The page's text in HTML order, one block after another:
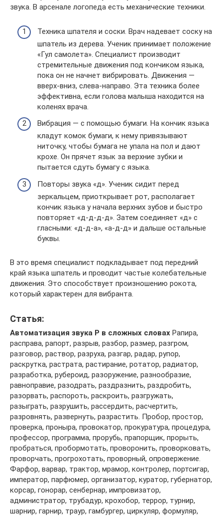
звука. В арсенале логопеда есть механические техники.
Техника шпателя и соски. Врач надевает соску на
шпатель из дерева. Ученик принимает положение
«Гул самолета». Специалист производит
стремительные движения под кончиком языка,
пока он не начнет вибрировать. Движения —
вверх-вниз, слева-направо. Эта техника более
эффективна, если голова малыша находится на
коленях врача.
Вибрация — с помощью бумаги. На кончик языка
кладут комок бумаги, к нему привязывают
ниточку, чтобы бумага не упала на пол и дают
крохе. Он прячет язык за верхние зубки и
пытается сдуть бумагу с языка.
Повторы звука «д». Ученик сидит перед
зеркальцем, приоткрывает рот, располагает
кончик языка у начала верхних зубов и быстро
повторяет «д-д-д-д». Затем соединяет «д» с
гласными: «д-д-а», «а-д-д» и дальше остальные
буквы.
В это время специалист подкладывает под передний
край языка шпатель и проводит частые колебательные
движения. Это способствует произношению рокота,
который характерен для вибранта.
Статья:
Автоматизация звука Р в сложных словах Рапира,
расправа, рапорт, разрыв, разбор, размер, разгром,
разговор, раствор, разруха, разгар, радар, рупор,
раскрутка, растрата, растирание, ротатор, радиатор,
разработка, рубероид, разоружение, разнообразие,
равноправие, разодрать, раздразнить, раздробить,
разорвать, распороть, раскроить, разгружать,
разыграть, разрушить, рассердить, расчертить,
разровнять, развернуть, разрастить. Пробор, простор,
проверка, проныра, провокатор, прокуратура, процедура,
профессор, программа, прорубь, прапорщик, прорыть,
пробраться, пробормотать, проворонить, проворковать,
проворчать, прогрохотать, проворный, опровержение.
Фарфор, варвар, трактор, мрамор, контролер, портсигар,
император, парфюмер, организатор, куратор, губернатор,
корсар, гонорар, сенбернар, импровизатор,
администратор, трубадур, крохобор, террор, турнир,
шарнир, гарнир, траур, гамбургер, циркуляр, формуляр,